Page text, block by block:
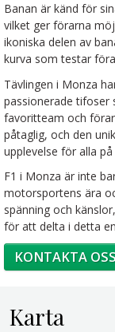
Banan är känd för
vilket ger förarna
ikoniska delen av
kurva som testar
Tävlingen i Monza
passionerade tifoser
favoritteam och
påtaglig, och den
upplevelse för alla på
F1 i Monza är inte
motorsportens ära
spänning och
för att delta i detta
KONTAKTA
Karta